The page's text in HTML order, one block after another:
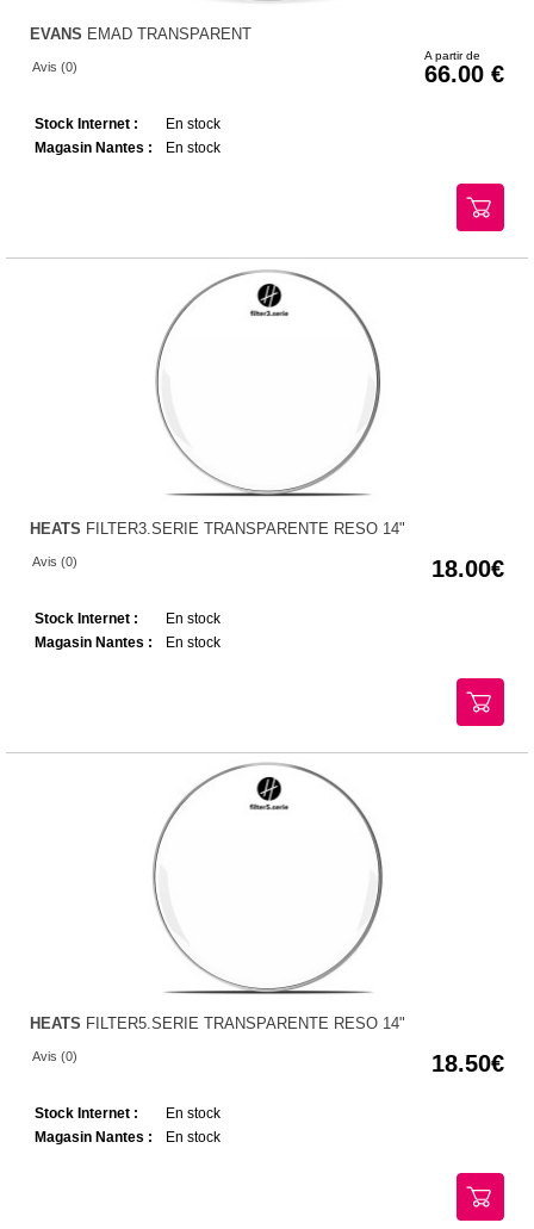
EVANS EMAD TRANSPARENT
Avis (0)
A partir de
66.00
Stock Internet :
En stock
Magasin Nantes :
En stock
HEATS FILTER3.SERIE TRANSPARENTE RESO 14"
Avis (0) 18.00
Stock Internet :
En stock
Magasin Nantes :
En stock
HEATS FILTER5.SERIE TRANSPARENTE RESO 14"
Avis (0) 18.50
Stock Internet :
En stock
Magasin Nantes :
En stock